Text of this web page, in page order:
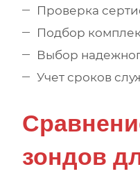
Проверка
Подбор
Выбор
Учет сроков
зондов